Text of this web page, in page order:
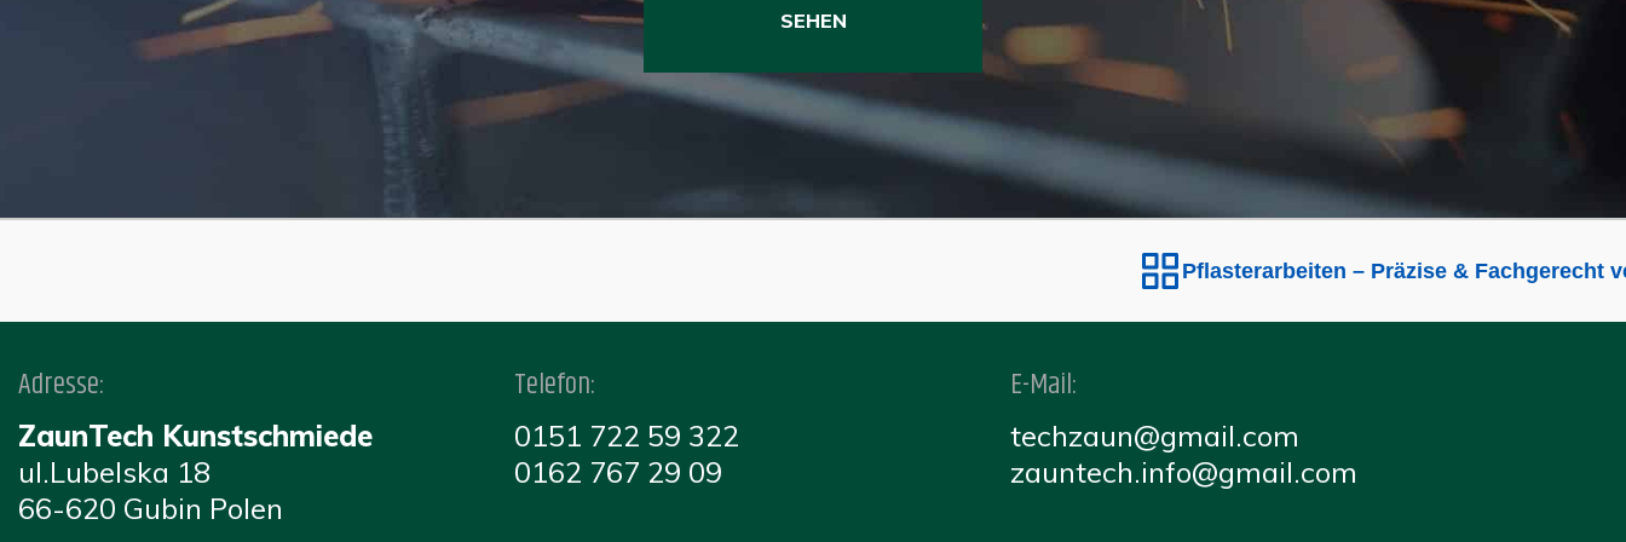
SEHEN
Pflasterarbeiten – Präzise & Fachgerecht verlegt
Adresse:
ZaunTech Kunstschmiede
ul.Lubelska 18
66-620 Gubin Polen
Telefon:
0151 722 59 322
0162 767 29 09
E-Mail:
techzaun@gmail.com
zauntech.info@gmail.com